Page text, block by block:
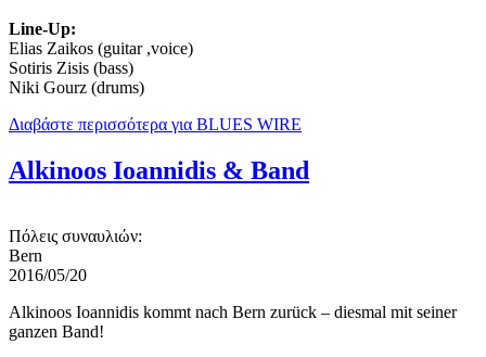
Line-Up:
Elias Zaikos (guitar ,voice)
Sotiris Zisis (bass)
Niki Gourz (drums)
Διαβάστε περισσότερα για BLUES WIRE
Alkinoos Ioannidis & Band
Πόλεις συναυλιών:
Bern
2016/05/20
Alkinoos Ioannidis kommt nach Bern zurück – diesmal mit seiner
ganzen Band!